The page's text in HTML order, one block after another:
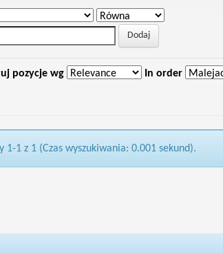
pozycje wg In order
1-1 z 1 (Czas wyszukiwania: 0.001 sekund).